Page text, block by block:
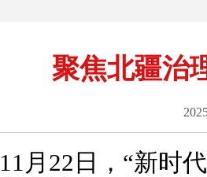
聚焦北疆治
11月22日，“新时